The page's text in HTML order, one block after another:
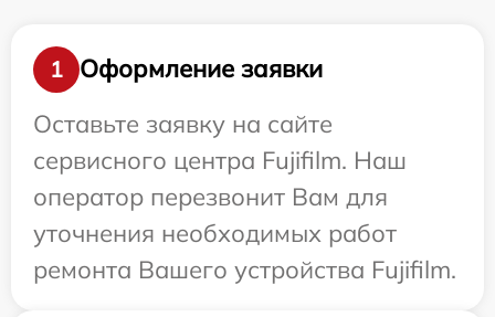
1
Оформление заявки
Оставьте заявку на сайте
сервисного центра Fujifilm. Наш
оператор перезвонит Вам для
уточнения необходимых работ
ремонта Вашего устройства Fujifilm.